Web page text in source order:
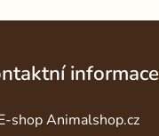
informace
shop Animalshop.cz